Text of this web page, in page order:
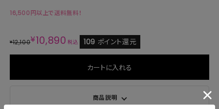
16,500円以上で送料無料！
¥12,100¥10,890 税込 109 ポイント還元
カートに入れる
商品説明